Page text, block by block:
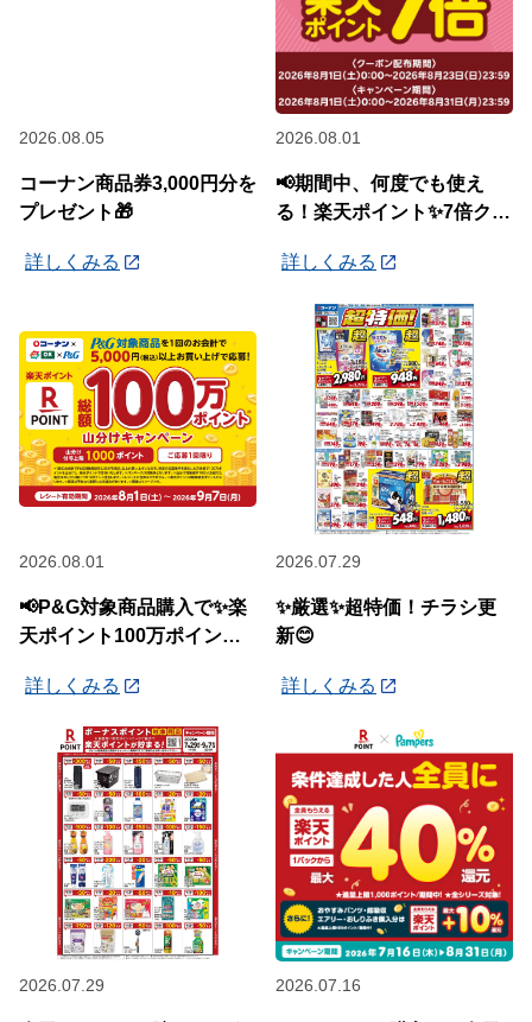
2026.08.05
コーナン商品券3,000円分を
プレゼント🎁
詳しくみる
2026.08.01
📢期間中、何度でも使え
る！楽天ポイント✨7倍クー
詳しくみる
2026.08.01
📢P&G対象商品購入で✨楽
天ポイント100万ポイント
詳しくみる
2026.07.29
✨厳選✨超特価！チラシ更
新😊
詳しくみる
2026.07.29 2026.07.16